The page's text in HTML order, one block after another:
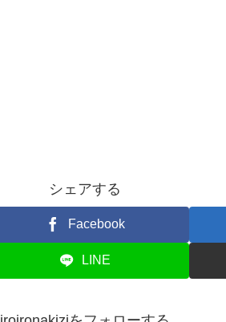
シェアする
Facebook
LINE